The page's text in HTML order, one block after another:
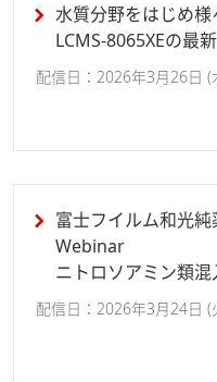
水質分野をはじめ様
LCMS-8065XEの最
配信日：2026年3月26日
富士フイルム和光
Webinar
ニトロソアミン類
配信日：2026年3月24日